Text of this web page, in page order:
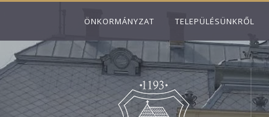
ÖNKORMÁNYZAT TELEPÜLÉSÜNKRŐL